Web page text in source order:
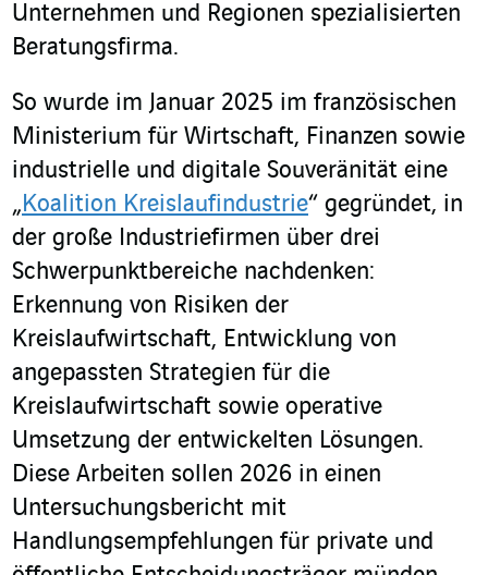
Unternehmen und Regionen spezialisierten
Beratungsfirma.
So wurde im Januar 2025 im französischen
Ministerium für Wirtschaft, Finanzen sowie
industrielle und digitale Souveränität eine
„Koalition Kreislaufindustrie“ gegründet, in
der große Industriefirmen über drei
Schwerpunktbereiche nachdenken:
Erkennung von Risiken der
Kreislaufwirtschaft, Entwicklung von
angepassten Strategien für die
Kreislaufwirtschaft sowie operative
Umsetzung der entwickelten Lösungen.
Diese Arbeiten sollen 2026 in einen
Untersuchungsbericht mit
Handlungsempfehlungen für private und